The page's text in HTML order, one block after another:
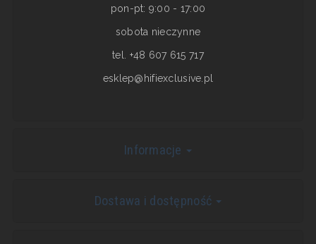
pon-pt: 9:00 - 17:00
sobota nieczynne
tel. +48 607 615 717
esklep@hifiexclusive.pl
Informacje
Dostawa i dostępność